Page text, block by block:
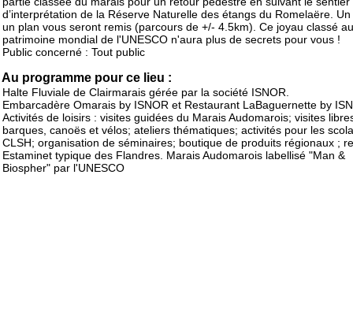
d’interprétation de la Réserve Naturelle des étangs du Romelaëre.
un plan vous seront remis (parcours de +/- 4.5km). Ce joyau classé au
patrimoine mondial de l'UNESCO n'aura plus de secrets pour vous !
Public concerné : Tout public
Au programme pour ce lieu :
Halte Fluviale de Clairmarais gérée par la société ISNOR.
Embarcadère Omarais by ISNOR et Restaurant LaBaguernette by
Activités de loisirs : visites guidées du Marais Audomarois; visites
barques, canoës et vélos; ateliers thématiques; activités pour les
CLSH; organisation de séminaires; boutique de produits régionaux ;
Estaminet typique des Flandres. Marais Audomarois labellisé "Man &
Biospher" par l'UNESCO